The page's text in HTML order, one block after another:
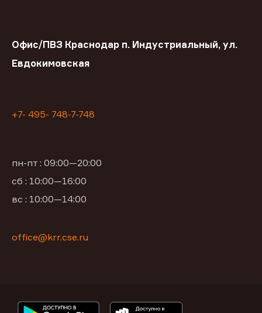
Офис/ПВЗ Краснодар п. Индустриальный, ул.
Евдокимовская
+7- 495- 748-7-748
пн-пт : 09:00—20:00
сб : 10:00—16:00
вс : 10:00—14:00
office@krr.cse.ru